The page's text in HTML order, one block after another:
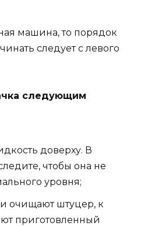
машина, то порядок
следует с левого
следующим
доверху. В
чтобы она не
уровня;
очищают штуцер, к
приготовленный